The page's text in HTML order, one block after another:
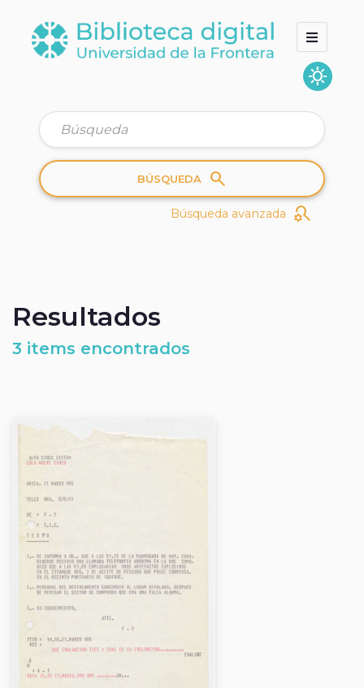
sunny
Colecciones
Quienes somos
BÚSQUEDA search
Búsqueda avanzada search_gear
Resultados
3 items encontrados